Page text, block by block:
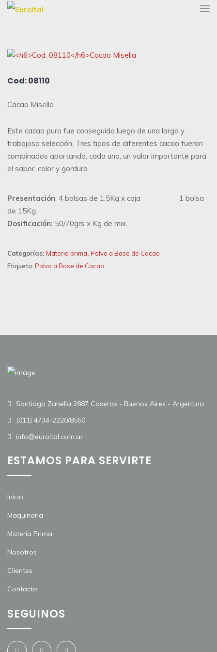
Cod: 08110
Cacao Misella
Este cacao puro fue conseguido luego de una larga y
trabajosa selección. Tres tipos de diferentes cacao fueron
combinados aportando, cada uno, un valor importante para
el sabor, color y gordura.
Presentación: 4 bolsas de 1.5Kg x caja 1 bolsa
de 15Kg.
Dosificación: 50/70grs x Kg de mix.
Categorías: Materia prima, Polvo a Base de Cacao
Etiqueta: Polvo a Base de Cacao
Santiago Zanella 2887 Caseros - Buenos Aires - Argentina
(011) 4734-2220/8550
info@euroital.com.ar
ESTAMOS PARA SERVIRTE
Inicio
Maquinaria
Materia Prima
Nosotros
Clientes
Contacto
SEGUINOS